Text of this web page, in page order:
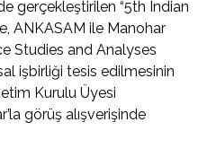
gerçekleştirilen “5th Indian
ANKASAM ile Manohar
Studies and Analyses
işbirliği tesis edilmesinin
Kurulu Üyesi
görüş alışverişinde